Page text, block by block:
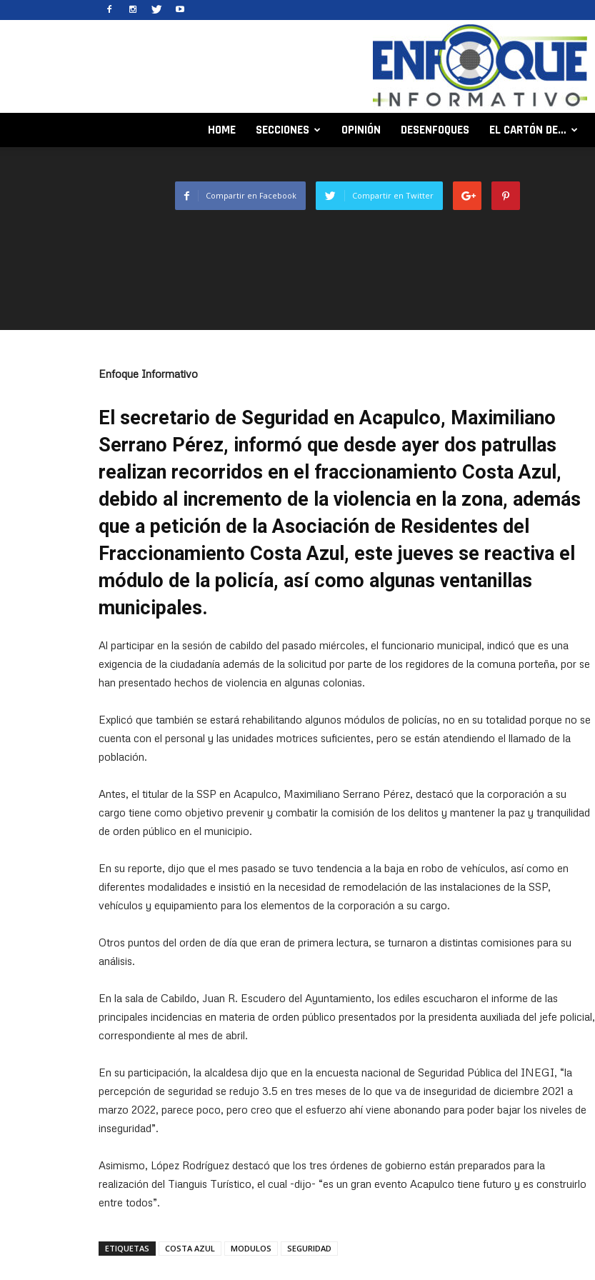
HOME SECCIONES OPINIÓN DESENFOQUES EL CARTÓN DE…
Compartir en Facebook Compartir en Twitter
Enfoque Informativo
El secretario de Seguridad en Acapulco, Maximiliano
Serrano Pérez, informó que desde ayer dos patrullas
realizan recorridos en el fraccionamiento Costa Azul,
debido al incremento de la violencia en la zona, además
que a petición de la Asociación de Residentes del
Fraccionamiento Costa Azul, este jueves se reactiva el
módulo de la policía, así como algunas ventanillas
municipales.
Al participar en la sesión de cabildo del pasado miércoles, el funcionario municipal, indicó que es una
exigencia de la ciudadanía además de la solicitud por parte de los regidores de la comuna porteña, por se
han presentado hechos de violencia en algunas colonias.
Explicó que también se estará rehabilitando algunos módulos de policías, no en su totalidad porque no se
cuenta con el personal y las unidades motrices suficientes, pero se están atendiendo el llamado de la
población.
Antes, el titular de la SSP en Acapulco, Maximiliano Serrano Pérez, destacó que la corporación a su
cargo tiene como objetivo prevenir y combatir la comisión de los delitos y mantener la paz y tranquilidad
de orden público en el municipio.
En su reporte, dijo que el mes pasado se tuvo tendencia a la baja en robo de vehículos, así como en
diferentes modalidades e insistió en la necesidad de remodelación de las instalaciones de la SSP,
vehículos y equipamiento para los elementos de la corporación a su cargo.
Otros puntos del orden de día que eran de primera lectura, se turnaron a distintas comisiones para su
análisis.
En la sala de Cabildo, Juan R. Escudero del Ayuntamiento, los ediles escucharon el informe de las
principales incidencias en materia de orden público presentados por la presidenta auxiliada del jefe policial,
correspondiente al mes de abril.
En su participación, la alcaldesa dijo que en la encuesta nacional de Seguridad Pública del INEGI, “la
percepción de seguridad se redujo 3.5 en tres meses de lo que va de inseguridad de diciembre 2021 a
marzo 2022, parece poco, pero creo que el esfuerzo ahí viene abonando para poder bajar los niveles de
inseguridad”.
Asimismo, López Rodríguez destacó que los tres órdenes de gobierno están preparados para la
realización del Tianguis Turístico, el cual -dijo- “es un gran evento Acapulco tiene futuro y es construirlo
entre todos”.
ETIQUETAS COSTA AZUL MODULOS SEGURIDAD